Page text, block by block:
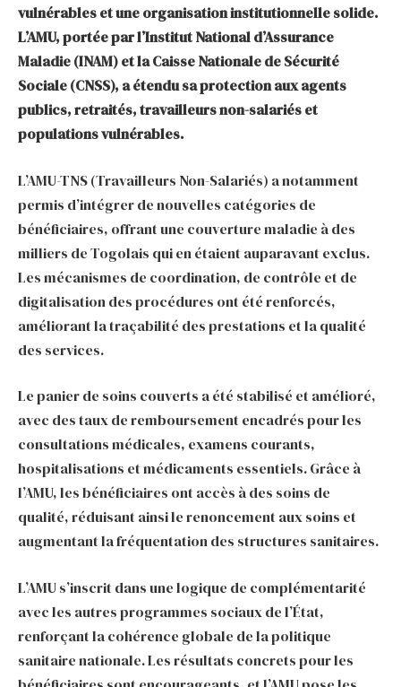
vulnérables et une organisation institutionnelle solide.
L’AMU, portée par l’Institut National d’Assurance
Maladie (INAM) et la Caisse Nationale de Sécurité
Sociale (CNSS), a étendu sa protection aux agents
publics, retraités, travailleurs non-salariés et
populations vulnérables.
L’AMU-TNS (Travailleurs Non-Salariés) a notamment
permis d’intégrer de nouvelles catégories de
bénéficiaires, offrant une couverture maladie à des
milliers de Togolais qui en étaient auparavant exclus.
Les mécanismes de coordination, de contrôle et de
digitalisation des procédures ont été renforcés,
améliorant la traçabilité des prestations et la qualité
des services.
Le panier de soins couverts a été stabilisé et amélioré,
avec des taux de remboursement encadrés pour les
consultations médicales, examens courants,
hospitalisations et médicaments essentiels. Grâce à
l’AMU, les bénéficiaires ont accès à des soins de
qualité, réduisant ainsi le renoncement aux soins et
augmentant la fréquentation des structures sanitaires.
L’AMU s’inscrit dans une logique de complémentarité
avec les autres programmes sociaux de l’État,
renforçant la cohérence globale de la politique
sanitaire nationale. Les résultats concrets pour les